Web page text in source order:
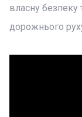
власну безпеку
дорожнього